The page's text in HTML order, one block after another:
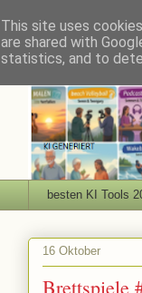
besten KI Tools
16 Oktober
Brettspiele
This site uses
are shared with
statistics, and to